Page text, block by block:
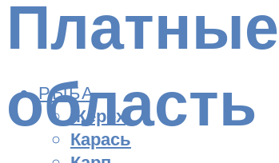
РЫБА
Жерех
Карась
область